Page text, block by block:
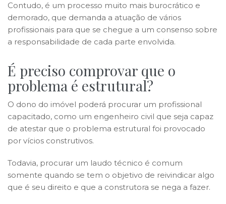
Contudo, é um processo muito mais burocrático e
demorado, que demanda a atuação de vários
profissionais para que se chegue a um consenso sobre
a responsabilidade de cada parte envolvida.
É preciso comprovar que o
problema é estrutural?
O dono do imóvel poderá procurar um profissional
capacitado, como um engenheiro civil que seja capaz
de atestar que o problema estrutural foi provocado
por vícios construtivos.
Todavia, procurar um laudo técnico é comum
somente quando se tem o objetivo de reivindicar algo
que é seu direito e que a construtora se nega a fazer.